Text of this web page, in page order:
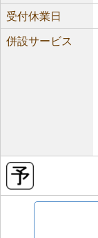
受付休業日
併設サービス